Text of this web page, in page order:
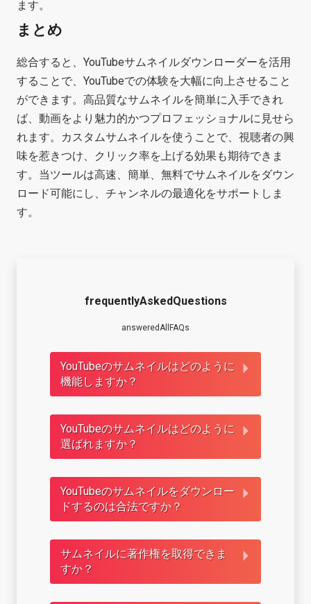
ます。
まとめ
総合すると、YouTubeサムネイルダウンローダーを活用
することで、YouTubeでの体験を大幅に向上させること
ができます。高品質なサムネイルを簡単に入手できれ
ば、動画をより魅力的かつプロフェッショナルに見せら
れます。カスタムサムネイルを使うことで、視聴者の興
味を惹きつけ、クリック率を上げる効果も期待できま
す。当ツールは高速、簡単、無料でサムネイルをダウン
ロード可能にし、チャンネルの最適化をサポートしま
す。
frequentlyAskedQuestions
answeredAllFAQs
YouTubeのサムネイルはどのように
機能しますか？
YouTubeのサムネイルはどのように
選ばれますか？
YouTubeのサムネイルをダウンロー
ドするのは合法ですか？
サムネイルに著作権を取得できま
すか？